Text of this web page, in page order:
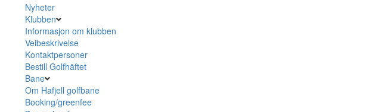
Nyheter
Klubben
Informasjon om klubben
Veibeskrivelse
Kontaktpersoner
Bestill Golfhäftet
Bane
Om Hafjell golfbane
Booking/greenfee